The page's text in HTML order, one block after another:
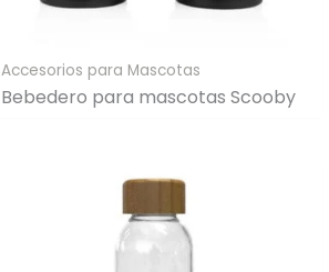
Accesorios para Mascotas
Bebedero para mascotas Scooby